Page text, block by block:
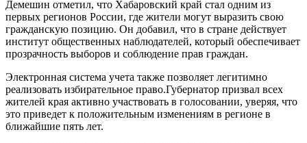
Демешин отметил, что Хабаровский край стал одним из
первых регионов России, где жители могут выразить свою
гражданскую позицию. Он добавил, что в стране действует
институт общественных наблюдателей, который обеспечивает
прозрачность выборов и соблюдение прав граждан.
Электронная система учета также позволяет легитимно
реализовать избирательное право.Губернатор призвал всех
жителей края активно участвовать в голосовании, уверяя, что
это приведет к положительным изменениям в регионе в
ближайшие пять лет.